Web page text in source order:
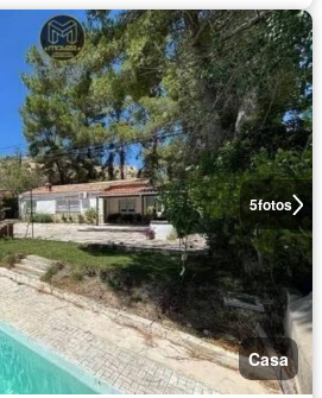
5fotos
Casa